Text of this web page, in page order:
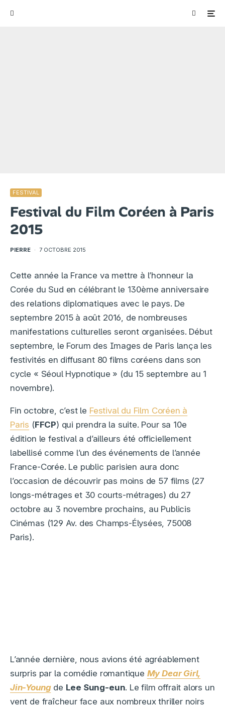
FESTIVAL
Festival du Film Coréen à Paris
2015
PIERRE · 7 OCTOBRE 2015
Cette année la France va mettre à l’honneur la
Corée du Sud en célébrant le 130ème anniversaire
des relations diplomatiques avec le pays. De
septembre 2015 à août 2016, de nombreuses
manifestations culturelles seront organisées. Début
septembre, le Forum des Images de Paris lança les
festivités en diffusant 80 films coréens dans son
cycle « Séoul Hypnotique » (du 15 septembre au 1
novembre).
Fin octobre, c’est le Festival du Film Coréen à
Paris (FFCP) qui prendra la suite. Pour sa 10e
édition le festival a d’ailleurs été officiellement
labellisé comme l’un des événements de l’année
France-Corée. Le public parisien aura donc
l’occasion de découvrir pas moins de 57 films (27
longs-métrages et 30 courts-métrages) du 27
octobre au 3 novembre prochains, au Publicis
Cinémas (129 Av. des Champs-Élysées, 75008
Paris).
L’année dernière, nous avions été agréablement
surpris par la comédie romantique My Dear Girl,
Jin-Youngde Lee Sung-eun. Le film offrait alors un
vent de fraîcheur face aux nombreux thriller noirs